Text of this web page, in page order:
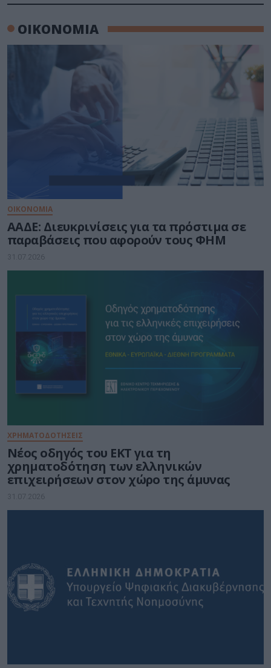
ΟΙΚΟΝΟΜΙΑ
ΟΙΚΟΝΟΜΙΑ
ΑΑΔΕ: Διευκρινίσεις για τα πρόστιμα σε
παραβάσεις που αφορούν τους ΦΗΜ
31.07.2026
ΧΡΗΜΑΤΟΔΟΤΗΣΕΙΣ
Νέος οδηγός του ΕΚΤ για τη
χρηματοδότηση των ελληνικών
επιχειρήσεων στον χώρο της άμυνας
31.07.2026